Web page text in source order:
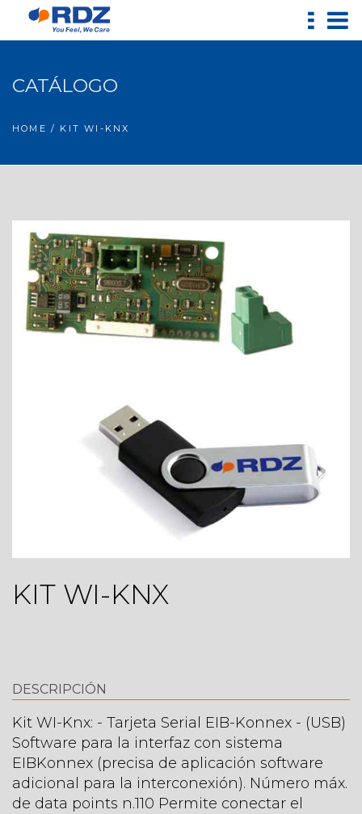
CATÁLOGO
HOME / KIT WI-KNX
KIT WI-KNX
DESCRIPCIÓN
Kit WI-Knx: - Tarjeta Serial EIB-Konnex - (USB)
Software para la interfaz con sistema
EIBKonnex (precisa de aplicación software
adicional para la interconexión). Número máx.
de data points n.110 Permite conectar el